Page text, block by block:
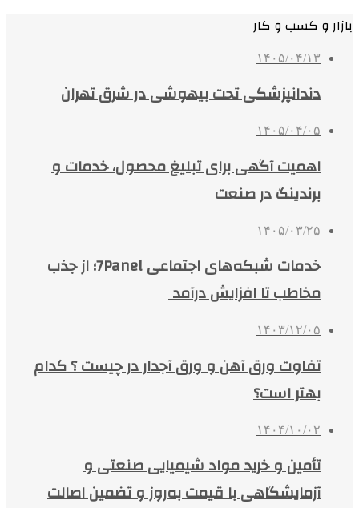
بازار و کسب و کار
۱۴۰۵/۰۴/۱۳
دندانپزشکی تحت بیهوشی در شرق تهران
۱۴۰۵/۰۴/۰۵
اهمیت آگهی برای تبلیغ محصول، خدمات و
برندینگ در صنعت
۱۴۰۵/۰۳/۲۵
خدمات شبکه‌های اجتماعی 7Panel؛ از جذب
مخاطب تا افزایش درآمد
۱۴۰۳/۱۲/۰۵
تفاوت ورق آهن و ورق آجدار در چیست ؟ کدام
بهتر است؟
۱۴۰۴/۱۰/۰۲
تأمین و خرید مواد شیمیایی صنعتی و
آزمایشگاهی با قیمت به‌روز و تضمین اصالت